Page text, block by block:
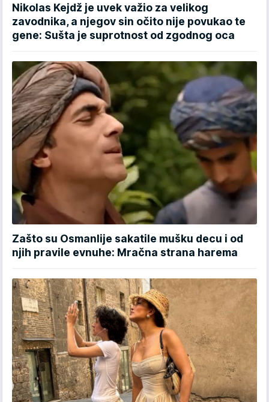
Nikolas Kejdž je uvek važio za velikog
zavodnika, a njegov sin očito nije povukao te
gene: Sušta je suprotnost od zgodnog oca
Zašto su Osmanlije sakatile mušku decu i od
njih pravile evnuhe: Mračna strana harema